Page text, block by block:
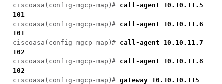
ciscoasa(config-mgcp-map)# call-agent 10.10.11.5
101
ciscoasa(config-mgcp-map)# call-agent 10.10.11.6
101
ciscoasa(config-mgcp-map)# call-agent 10.10.11.7
102
ciscoasa(config-mgcp-map)# call-agent 10.10.11.8
102
ciscoasa(config-mgcp-map)# gateway 10.10.10.115